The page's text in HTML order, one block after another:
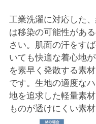
工業洗濯に対応した
は移染の可能性があ
さい。肌面の汗をす
いても快適な着心地
を素早く発散する素
です。生地の適度な
地を追求した軽量素
ものが透けにくい素材